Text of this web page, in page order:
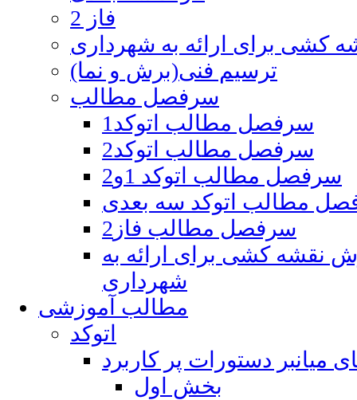
فاز 2
کشی برای ارائه به شهرداری
ترسیم فنی(برش و نما)
سرفصل مطالب
سرفصل مطالب اتوکد1
سرفصل مطالب اتوکد2
سرفصل مطالب اتوکد 1و2
مطالب اتوکد سه بعدی
سرفصل مطالب فاز2
کشی برای ارائه به
شهرداری
مطالب آموزشی
اتوکد
میانبر دستورات پر کاربرد
بخش اول